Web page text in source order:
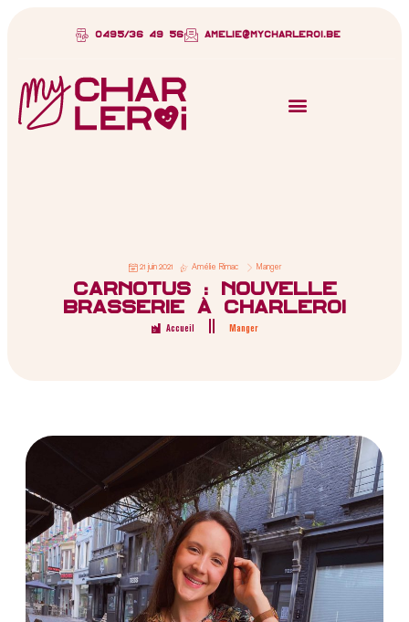
0495/36 49 56 amelie@mycharleroi.be
21 juin 2021 Amélie Rimac Manger
Carnotus : nouvelle
brasserie à Charleroi
Accueil Manger